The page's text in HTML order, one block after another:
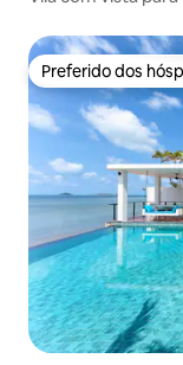
Preferido dos
Preferido dos